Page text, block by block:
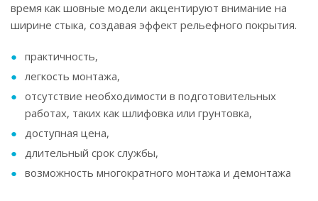
время как шовные модели акцентируют внимание на
ширине стыка, создавая эффект рельефного покрытия.
практичность,
легкость монтажа,
отсутствие необходимости в подготовительных
работах, таких как шлифовка или грунтовка,
доступная цена,
длительный срок службы,
возможность многократного монтажа и демонтажа